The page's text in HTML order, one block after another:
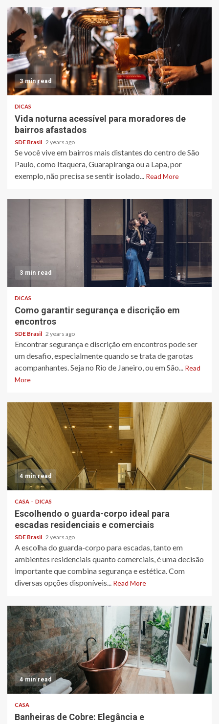
3 min read
DICAS
Vida noturna acessível para moradores de
bairros afastados
SDE Brasil 2 years ago
Se você vive em bairros mais distantes do centro de São
Paulo, como Itaquera, Guarapiranga ou a Lapa, por
exemplo, não precisa se sentir isolado... Read More
3 min read
DICAS
Como garantir segurança e discrição em
encontros
SDE Brasil 2 years ago
Encontrar segurança e discrição em encontros pode ser
um desafio, especialmente quando se trata de garotas
acompanhantes. Seja no Rio de Janeiro, ou em São... Read
More
4 min read
CASA DICAS
Escolhendo o guarda-corpo ideal para
escadas residenciais e comerciais
SDE Brasil 2 years ago
A escolha do guarda-corpo para escadas, tanto em
ambientes residenciais quanto comerciais, é uma decisão
importante que combina segurança e estética. Com
diversas opções disponíveis... Read More
4 min read
CASA
Banheiras de Cobre: Elegância e